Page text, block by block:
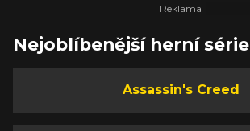
Nejoblíbenější herní série
Assassin's Creed